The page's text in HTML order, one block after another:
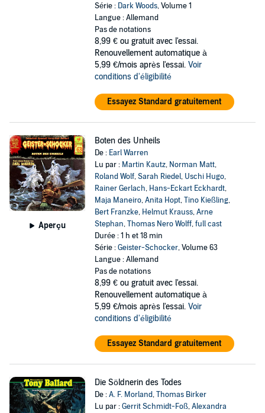
Série : Dark Woods, Volume 1
Langue : Allemand
Pas de notations
8,99 € ou gratuit avec l'essai.
Renouvellement automatique à
5,99 €/mois après l'essai. Voir
conditions d'éligibilité
Essayez Standard gratuitement
Aperçu
Boten des Unheils
De : Earl Warren
Lu par : Martin Kautz, Norman Matt,
Roland Wolf,Sarah Riedel, Uschi Hugo,
Rainer Gerlach, Hans-Eckart Eckhardt,
Maja Maneiro,Anita Hopt,Tino Kießling,
Bert Franzke, Helmut Krauss,Arne
Stephan,Thomas Nero Wolff,full cast
Durée : 1 h et 18 min
Série :Geister-Schocker, Volume 63
Langue : Allemand
Pas de notations
8,99 € ou gratuit avec l'essai.
Renouvellement automatique à
5,99 €/mois après l'essai. Voir
conditions d'éligibilité
Essayez Standard gratuitement
Die Söldnerin des Todes
De :A. F. Morland,Thomas Birker
Lu par :Gerrit Schmidt-Foß,Alexandra